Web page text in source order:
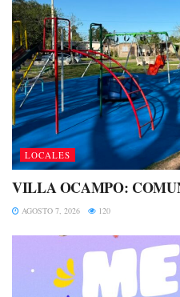
LOCALES
VILLA OCAMPO:
AGOSTO 7, 2026 120